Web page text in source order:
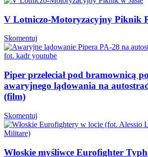
V Lotniczo-Motoryzacyjny Piknik
Skomentuj
Piper przeleciał pod bramownicą
awaryjnego lądowania na
(film)
Skomentuj
Włoskie myśliwce Eurofighter